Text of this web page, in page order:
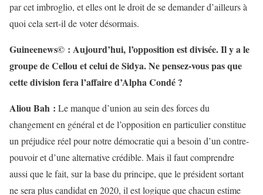
par cet imbroglio, et elles ont le droit de se demander d’ailleurs à
quoi cela sert-il de voter désormais.
Guineenews© : Aujourd’hui, l’opposition est divisée. Il y a le
groupe de Cellou et celui de Sidya. Ne pensez-vous pas que
cette division fera l’affaire d’Alpha Condé ?
Aliou Bah : Le manque d’union au sein des forces du
changement en général et de l’opposition en particulier constitue
un préjudice réel pour notre démocratie qui a besoin d’un contre-
pouvoir et d’une alternative crédible. Mais il faut comprendre
aussi que le fait, sur la base du principe, que le président sortant
ne sera plus candidat en 2020, il est logique que chacun estime